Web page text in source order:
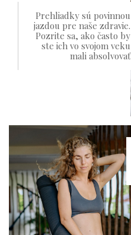
Prehliadky sú povinnou
jazdou pre naše zdravie.
Pozrite sa, ako často by
ste ich vo svojom veku
mali absolvovať